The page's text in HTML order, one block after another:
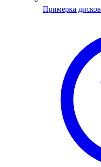
Примерка дисков